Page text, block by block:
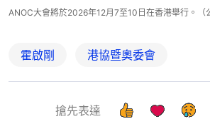
ANOC大會將於2026年12月7至10日在香港舉行。（
霍啟剛 港協暨奧委會
搶先表達